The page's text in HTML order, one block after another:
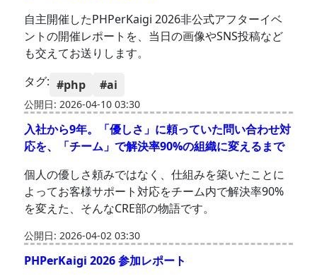
自主開催したPHPerKaigi 2026非公式アフターイベ
ントの開催レポートを、当日の画像やSNS投稿など
も交えてお送りします。
タグ: #php #ai
公開日: 2026-04-10 03:30
入社から9年。「優しさ」に頼っていた問い合わせ対
応を、「チーム」で解決率90%の組織に変えるまで
個人の優しさ頼みではなく、仕組みを築いたことに
よってお客様サポート対応をチーム内で解決率90%
を変えた、そんなCRE部の物語です。
公開日: 2026-04-02 03:30
PHPerKaigi 2026 参加レポート